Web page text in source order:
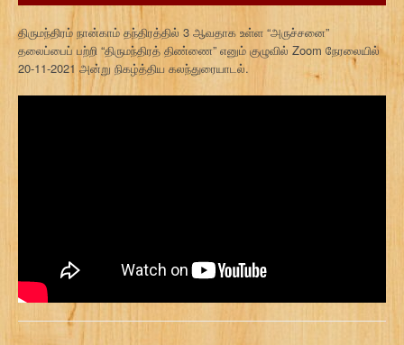
திருமந்திரம் நான்காம் தந்திரத்தில் 3 ஆவதாக உள்ள “அருச்சனை”
தலைப்பைப் பற்றி “திருமந்திரத் திண்ணை” எனும் குழுவில் Zoom நேரலையில்
20-11-2021 அன்று நிகழ்த்திய கலந்துரையாடல்.